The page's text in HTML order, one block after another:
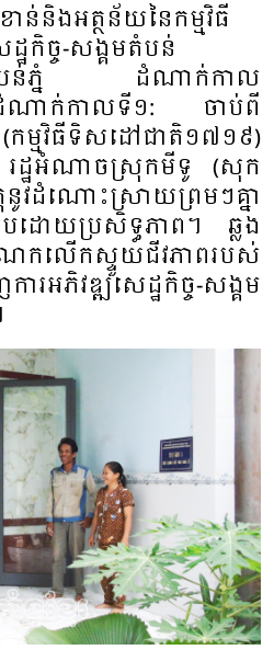
និងអត្ថន័យនៃកម្មវិធី
កិច្ច-សង្គមតំបន់
តំបន់ភ្នំ ដំណាក់កាល​
ាក់កាលទី១: ចាប់ពី
ម្មវិធីទិសដៅជាតិ១៧១៩)
រដ្ឋអំណាចស្រុកមីទូ (សុក
វដំណោះស្រាយព្រមៗគ្នា
កបដោយប្រសិទ្ធភាព។ ឆ្លង
លើកស្ទួយជីវភាពរបស់
រអភិវឌ្ឍសេដ្ឋកិច្ច-សង្គម